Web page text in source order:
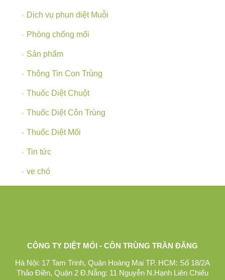
Dịch vụ phun diệt Muỗi
Phòng chống mối
Sản phẩm
Thông Tin Con Trùng
Thuốc Diệt Chuột
Thuốc Diệt Côn Trùng
Thuốc Diệt Mối
Tin tức
ve chó
CÔNG TY DIỆT MỐI - CÔN TRÙNG TRẦN ĐĂNG
Hà Nội: 17 Tam Trinh, Quận Hoàng Mai TP. HCM: Số 18/2A
Thảo Điền, Quận 2 Đ.Nẵng: 11 Nguyễn N.Hạnh Liên Chiểu